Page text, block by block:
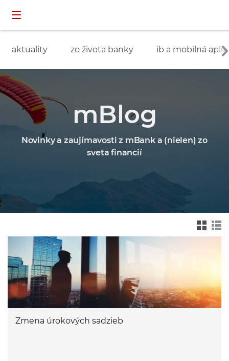
aktuality zo života banky ib a mobilná
mBlog
Novinky a zaujímavosti z mBank a (nielen) zo
sveta financií
widok drz
ewa
felkowy
Zmena úrokových sadzieb